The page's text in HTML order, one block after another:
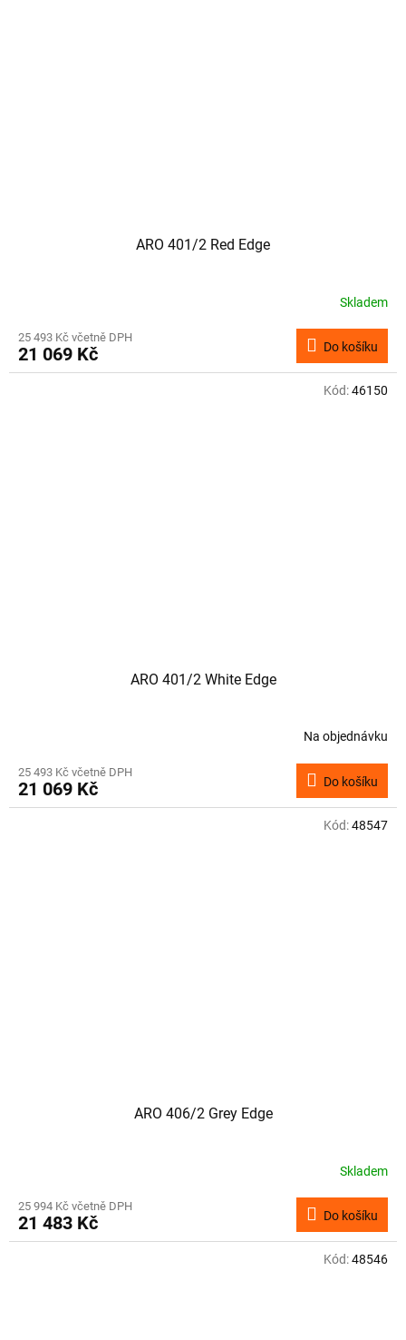
ARO 401/2 Red Edge
Skladem
25 493 Kč včetně DPH
21 069 Kč Do košíku
ARO 401/2 White Edge
Na objednávku
25 493 Kč včetně DPH
21 069 Kč Do košíku
Kód:46150
ARO 406/2 Grey Edge
Skladem
25 994 Kč včetně DPH
21 483 Kč Do košíku
Kód:48547
Kód:48546